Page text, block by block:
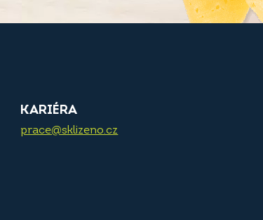
KARIÉRA
prace@sklizeno.cz